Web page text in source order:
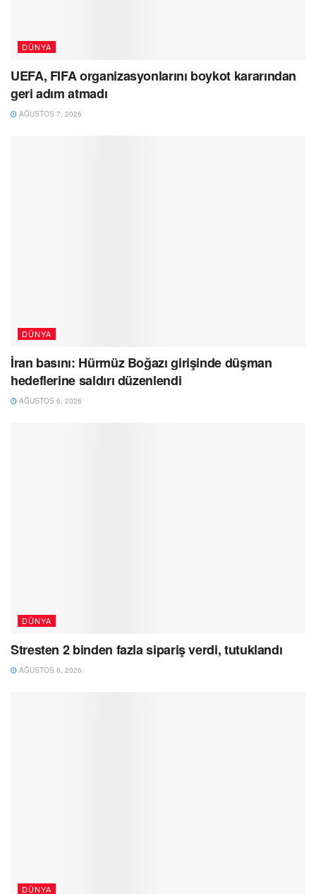
DÜNYA
UEFA, FIFA organizasyonlarını boykot kararından
geri adım atmadı
AĞUSTOS 7, 2026
DÜNYA
İran basını: Hürmüz Boğazı girişinde düşman
hedeflerine saldırı düzenlendi
AĞUSTOS 6, 2026
DÜNYA
Stresten 2 binden fazla sipariş verdi, tutuklandı
AĞUSTOS 6, 2026
DÜNYA